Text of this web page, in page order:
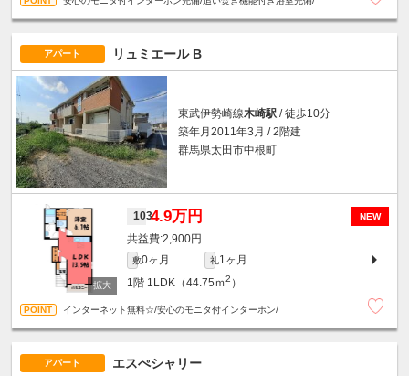
アパート リュミエール B
東武伊勢崎線木崎駅 / 徒歩10分
築年月2011年3月 / 2階建
群馬県太田市中根町
NEW
1034.9万円
2,900円
敷0ヶ月 礼1ヶ月
1階 1LDK（44.75ｍ2 ）
インターネット無料☆/安心のモニタ付インターホン/
アパート エスぺシャリー